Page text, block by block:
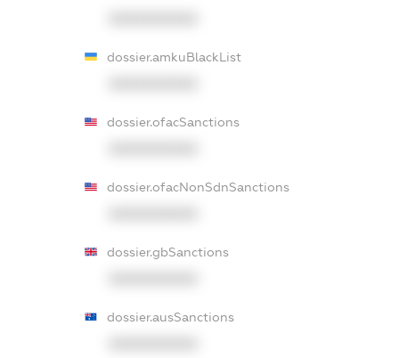
dossier.amkuBlackList
dossier.ofacSanctions
dossier.ofacNonSdnSanctions
dossier.gbSanctions
dossier.ausSanctions